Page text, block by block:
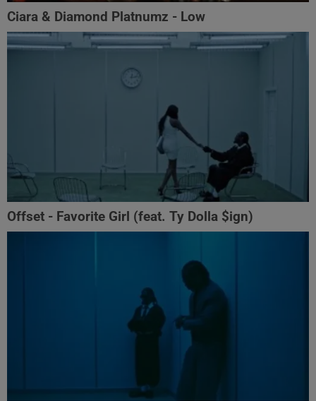
Ciara & Diamond Platnumz - Low
Offset - Favorite Girl (feat. Ty Dolla $ign)